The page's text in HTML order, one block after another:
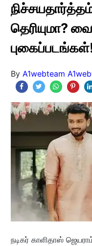
தெரியுமா?
By A1webteam
நடிகர் காளிதாஸ்